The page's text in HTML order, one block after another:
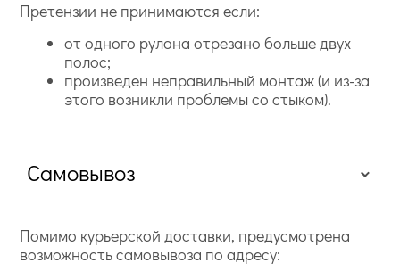
Претензии не принимаются если:
от одного рулона отрезано больше двух
полос;
произведен неправильный монтаж (и из-за
этого возникли проблемы со стыком).
Самовывоз
Помимо курьерской доставки, предусмотрена
возможность самовывоза по адресу: